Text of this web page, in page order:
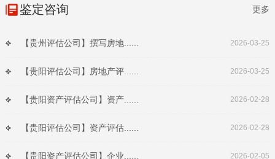
鉴定咨询 更多
【贵州评估公司】撰写房地...... 2026-03-25
【贵阳评估公司】房地产评...... 2026-03-25
【贵阳资产评估公司】资产...... 2026-02-28
【贵阳评估公司】资产评估...... 2026-02-28
【贵阳资产评估公司】企业...... 2026-02-05